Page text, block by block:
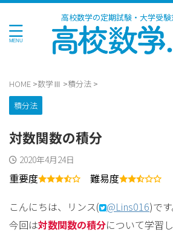
高校数学の定期試験・大学受
HOME >数学Ⅲ >積分法 >
積分法
対数関数の積分
2020年4月24日
重要度
難易度
こんにちは、リンス( @Lins016)です
今回は対数関数の積分について学習